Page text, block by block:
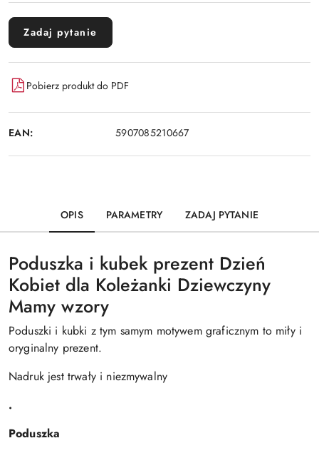
Zadaj pytanie
Pobierz produkt do PDF
EAN: 5907085210667
OPIS PARAMETRY ZADAJ PYTANIE
Poduszka i kubek prezent Dzień
Kobiet dla Koleżanki Dziewczyny
Mamy wzory
Poduszki i kubki z tym samym motywem graficznym to miły i
oryginalny prezent.
Nadruk jest trwały i niezmywalny
.
Poduszka